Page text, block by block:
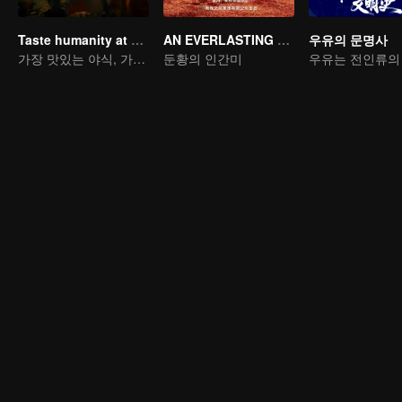
Taste humanity at night
가장 맛있는 야식, 가장 알짜 인심
AN EVERLASTING DUNHUANG BANQUET
둔황의 인간미
우유의 문명사
우유는 전인류